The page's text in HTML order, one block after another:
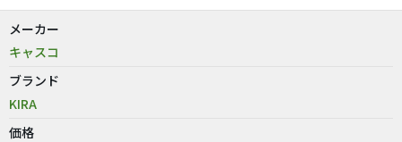
メーカー
キャスコ
ブランド
KIRA
価格